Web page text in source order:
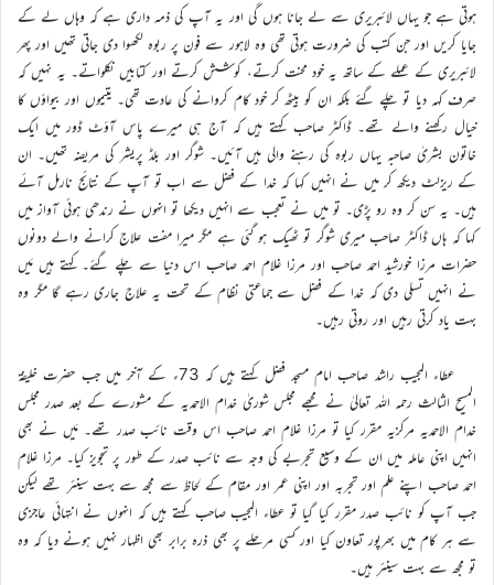
ہوتی ہے جو یہاں لائبریری سے لے جانا ہوں گی اور یہ آپ کی ذمہ داری ہے کہ وہاں لے کے
جایا کریں اور جن کتب کی ضرورت ہوتی تھی وہ لاہور سے فون پر ربوہ لکھوا دی جاتی تھیں اور پھر
لائبریری کے عملے کے ساتھ یہ خود محنت کرتے، کوشش کرتے اور کتابیں نکلواتے۔ یہ نہیں کہ
صرف کہہ دیا تو چلے گئے بلکہ ان کو بیٹھ کر خود کام کروانے کی عادت تھی۔ یتیموں اور بیواؤں کا
خیال رکھنے والے تھے۔ ڈاکٹر صاحب کہتے ہیں کہ آج ہی میرے پاس آؤٹ ڈور میں ایک
خاتون بشریٰ صاحبہ یہاں ربوہ کی رہنے والی ہیں آئیں۔ شوگر اور بلڈ پریشر کی مریضہ تھیں۔ ان
کے ریزلٹ دیکھ کر میں نے انہیں کہا کہ خدا کے فضل سے اب تو آپ کے نتائج نارمل آئے
ہیں۔ یہ سن کر وہ رو پڑی۔ تو میں نے تعجب سے انہیں دیکھا تو انہوں نے رندھی ہوئی آواز میں
کہا کہ ہاں ڈاکٹر صاحب میری شوگر تو ٹھیک ہو گئی ہے مگر میرا مفت علاج کرانے والے دونوں
حضرات مرزا خورشید احمد صاحب اور مرزا غلام احمد صاحب اس دنیا سے چلے گئے۔ کہتے ہیں مَیں
نے انہیں تسلی دی کہ خدا کے فضل سے جماعتی نظام کے تحت یہ علاج جاری رہے گا مگر وہ
بہت یاد کرتی رہیں اور روتی رہیں۔
عطاء المجیب راشد صاحب امام مسجد فضل کہتے ہیں کہ 73ء کے آخر میں جب حضرت خلیفۃ
المسیح الثالث رحمہ اللہ تعالیٰ نے مجھے مجلس شوریٰ خدام الاحمدیہ کے مشورے کے بعد صدر مجلس
خدام الاحمدیہ مرکزیہ مقرر کیا تو مرزا غلام احمد صاحب اس وقت نائب صدر تھے۔ مَیں نے بھی
انہیں اپنی عاملہ میں ان کے وسیع تجربے کی وجہ سے نائب صدر کے طور پر تجویز کیا۔ مرزا غلام
احمد صاحب اپنے علم اور تجربہ اور اپنی عمر اور مقام کے لحاظ سے مجھ سے بہت سینئر تھے لیکن
جب آپ کو نائب صدر مقرر کیا گیا تو عطاء المجیب صاحب کہتے ہیں کہ انہوں نے انتہائی عاجزی
سے ہر کام میں بھرپور تعاون کیا اور کسی مرحلے پر بھی ذرہ برابر بھی اظہار نہیں ہونے دیا کہ وہ
تو مجھ سے بہت سینئر ہیں۔